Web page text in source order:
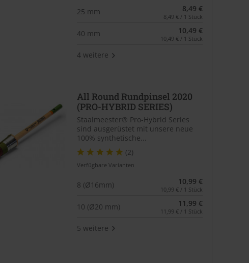
25 mm 8,49 €
8,49 € / 1 Stück
40 mm 10,49 €
10,49 € / 1 Stück
4 weitere
All Round Rundpinsel 2020
(PRO-HYBRID SERIES)
Staalmeester® Pro-Hybrid Series
sind ausgerüstet mit unsere neue
100% synthetische...
(2)
Verfügbare Varianten
8 (Ø16mm) 10,99 €
10,99 € / 1 Stück
10 (Ø20 mm) 11,99 €
11,99 € / 1 Stück
5 weitere